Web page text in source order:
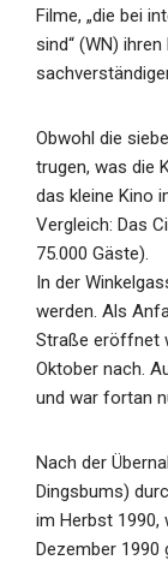
Filme, „die bei
sind“ (WN)
Obwohl die
trugen, was die
das kleine Kino
Vergleich: Das
75.000 Gäste).
In der
werden. Als
Straße eröffnet
Oktober nach.
und war fortan
Nach der
Dingsbums)
im Herbst 1990,
Dezember